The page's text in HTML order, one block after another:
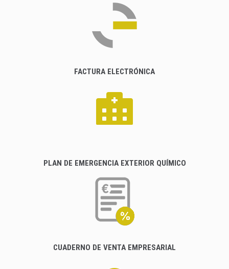
FACTURA ELECTRÓNICA
PLAN DE EMERGENCIA EXTERIOR QUÍMICO
CUADERNO DE VENTA EMPRESARIAL